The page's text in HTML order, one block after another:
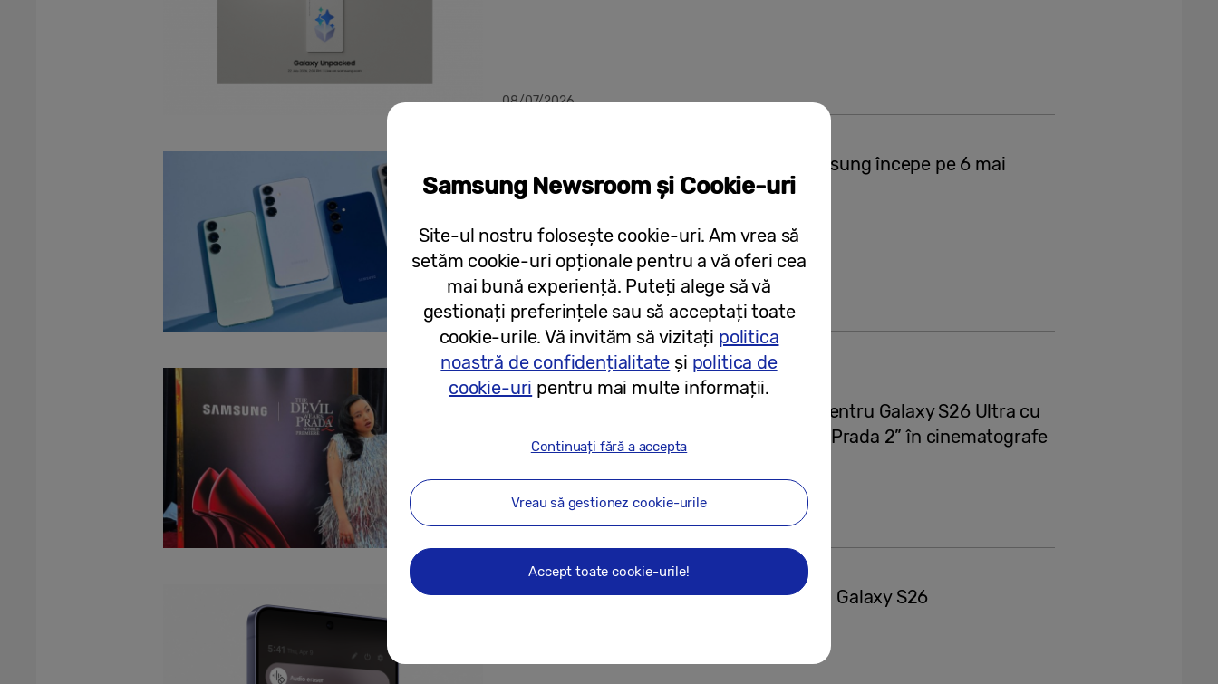
08/07/2026
Lansarea oficială a One UI 8.5 de la Samsung începe pe 6 mai
06/05/2026
Comunicate de presă
Samsung anunță o colaborare globală pentru Galaxy S26 Ultra cu
ocazia lansării filmului „The Devil Wears Prada 2” în cinematografe
Descoperă funcția Audio Eraser cu seria Galaxy S26
Samsung Newsroom și Cookie-uri
Site-ul nostru folosește cookie-uri. Am vrea să
setăm cookie-uri opționale pentru a vă oferi cea
mai bună experiență. Puteți alege să vă
gestionați preferințele sau să acceptați toate
cookie-urile. Vă invităm să vizitați politica
noastră de confidențialitate și politica de
cookie-uri pentru mai multe informații.
Continuați fără a accepta
Vreau să gestionez cookie-urile
Accept toate cookie-urile!